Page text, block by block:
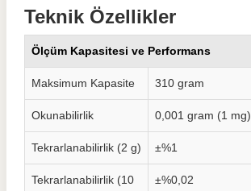
Teknik Özellikler
Ölçüm Kapasitesi ve Performans
Maksimum Kapasite 310 gram
Okunabilirlik 0,001 gram (1 mg)
Tekrarlanabilirlik (2 g) ±%1
Tekrarlanabilirlik (10
±%0,02